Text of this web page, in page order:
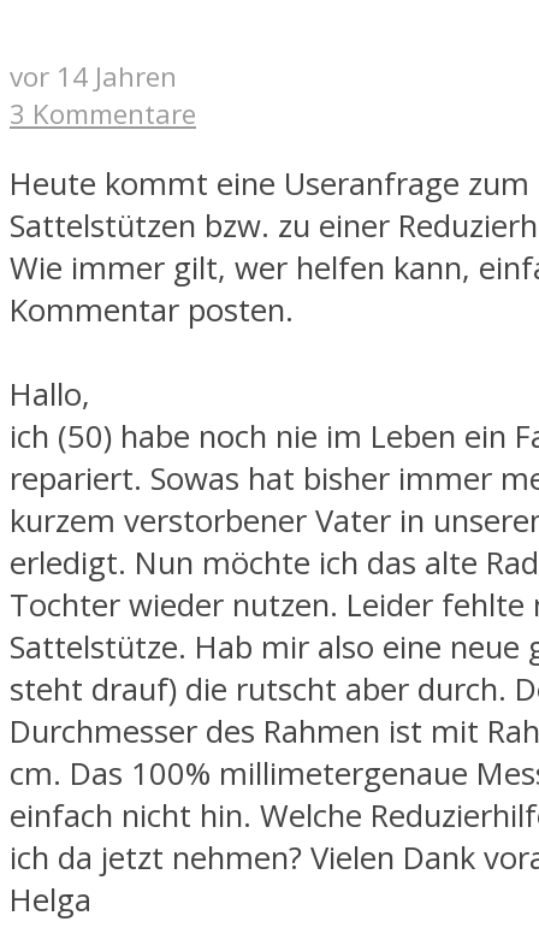
vor 14 Jahren
3 Kommentare
Heute kommt eine Useranfrage zum
Sattelstützen bzw. zu einer
Wie immer gilt, wer helfen kann,
Kommentar posten.
Hallo,
ich (50) habe noch nie im Leben ein
repariert. Sowas hat bisher immer
kurzem verstorbener Vater in
erledigt. Nun möchte ich das alte
Tochter wieder nutzen. Leider fehlte
Sattelstütze. Hab mir also eine neue
steht drauf) die rutscht aber durch.
Durchmesser des Rahmen ist mit
cm. Das 100% millimetergenaue
einfach nicht hin. Welche
ich da jetzt nehmen? Vielen Dank
Helga